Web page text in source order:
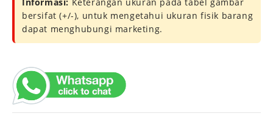
bersifat (+/-), untuk mengetahui ukuran fisik barang
dapat menghubungi marketing.